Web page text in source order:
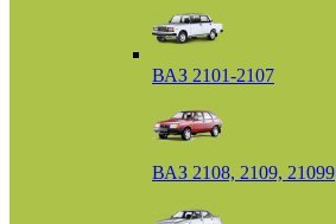
ВАЗ 2101-2107
ВАЗ 2108, 2109, 21099